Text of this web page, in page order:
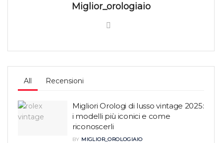
Miglior_orologiaio
All Recensioni
Migliori Orologi di lusso vintage 2025:
i modelli più iconici e come
riconoscerli
BY MIGLIOR_OROLOGIAIO